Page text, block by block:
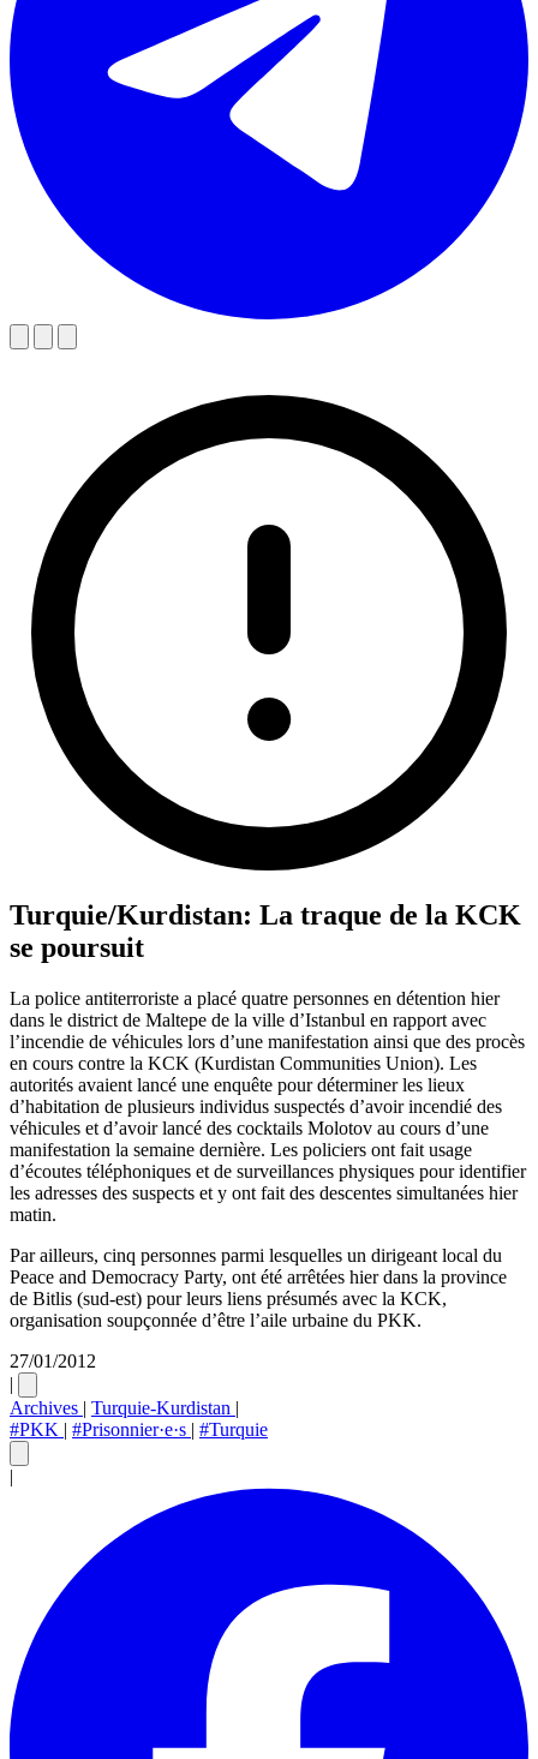
Turquie/Kurdistan: La traque de la KCK
se poursuit
La police antiterroriste a placé quatre personnes en détention hier
dans le district de Maltepe de la ville d’Istanbul en rapport avec
l’incendie de véhicules lors d’une manifestation ainsi que des procès
en cours contre la KCK (Kurdistan Communities Union). Les
autorités avaient lancé une enquête pour déterminer les lieux
d’habitation de plusieurs individus suspectés d’avoir incendié des
véhicules et d’avoir lancé des cocktails Molotov au cours d’une
manifestation la semaine dernière. Les policiers ont fait usage
d’écoutes téléphoniques et de surveillances physiques pour identifier
les adresses des suspects et y ont fait des descentes simultanées hier
matin.
Par ailleurs, cinq personnes parmi lesquelles un dirigeant local du
Peace and Democracy Party, ont été arrêtées hier dans la province
de Bitlis (sud-est) pour leurs liens présumés avec la KCK,
organisation soupçonnée d’être l’aile urbaine du PKK.
27/01/2012
|
Archives | Turquie-Kurdistan |
#PKK | #Prisonnier·e·s | #Turquie
|